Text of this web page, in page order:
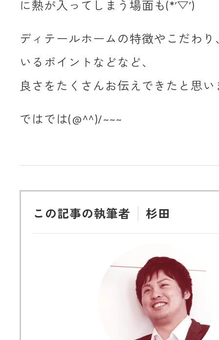
に熱が入ってしまう場面も(*’▽’)
ディテールホームの特徴やこだわ
いるポイントなどなど、
良さをたくさんお伝えできたと思
ではでは(@^^)/~~~
この記事の執筆者 杉田